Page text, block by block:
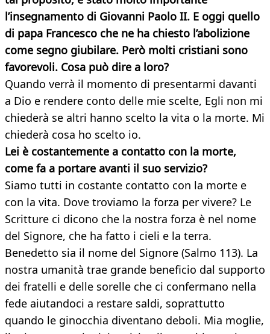
l’insegnamento di Giovanni Paolo II. E oggi quello
di papa Francesco che ne ha chiesto l’abolizione
come segno giubilare. Però molti cristiani sono
favorevoli. Cosa può dire a loro?
Quando verrà il momento di presentarmi davanti
a Dio e rendere conto delle mie scelte, Egli non mi
chiederà se altri hanno scelto la vita o la morte. Mi
chiederà cosa ho scelto io.
Lei è costantemente a contatto con la morte,
come fa a portare avanti il suo servizio?
Siamo tutti in costante contatto con la morte e
con la vita. Dove troviamo la forza per vivere? Le
Scritture ci dicono che la nostra forza è nel nome
del Signore, che ha fatto i cieli e la terra.
Benedetto sia il nome del Signore (Salmo 113). La
nostra umanità trae grande beneficio dal supporto
dei fratelli e delle sorelle che ci confermano nella
fede aiutandoci a restare saldi, soprattutto
quando le ginocchia diventano deboli. Mia moglie,